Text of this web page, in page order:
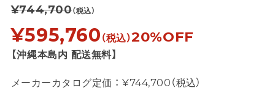
¥744,700（税込）
¥595,760 （税込）20%OFF
【沖縄本島内 配送無料】
メーカーカタログ定価 ： ¥744,700（税込）